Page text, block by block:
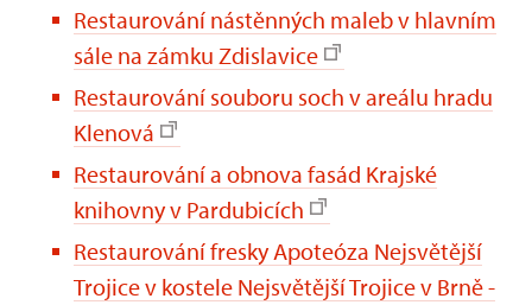
Restaurování nástěnných maleb v hlavním
sále na zámku Zdislavice
Restaurování souboru soch v areálu hradu
Klenová
Restaurování a obnova fasád Krajské
knihovny v Pardubicích
Restaurování fresky Apoteóza Nejsvětější
Trojice v kostele Nejsvětější Trojice v Brně -